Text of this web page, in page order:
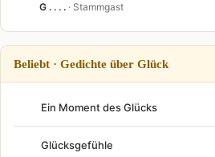
G . . . . · Stammgast
Beliebt · Gedichte über Glück
Ein Moment des Glücks
Glücksgefühle